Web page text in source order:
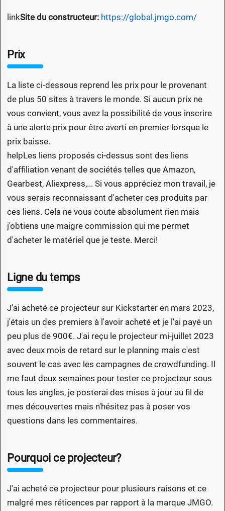
linkSite du constructeur: https://global.jmgo.com/
Prix
La liste ci-dessous reprend les prix pour le provenant
de plus 50 sites à travers le monde. Si aucun prix ne
vous convient, vous avez la possibilité de vous inscrire
à une alerte prix pour être averti en premier lorsque le
prix baisse.
helpLes liens proposés ci-dessus sont des liens
d'affiliation venant de sociétés telles que Amazon,
Gearbest, Aliexpress,... Si vous appréciez mon travail, je
vous serais reconnaissant d'acheter ces produits par
ces liens. Cela ne vous coute absolument rien mais
j'obtiens une maigre commission qui me permet
d'acheter le matériel que je teste. Merci!
Ligne du temps
J'ai acheté ce projecteur sur Kickstarter en mars 2023,
j'étais un des premiers à l'avoir acheté et je l'ai payé un
peu plus de 900€. J'ai reçu le projecteur mi-juillet 2023
avec deux mois de retard sur le planning mais c'est
souvent le cas avec les campagnes de crowdfunding. Il
me faut deux semaines pour tester ce projecteur sous
tous les angles, je posterai des mises à jour au fil de
mes découvertes mais n'hésitez pas à poser vos
questions dans les commentaires.
Pourquoi ce projecteur?
J'ai acheté ce projecteur pour plusieurs raisons et ce
malgré mes réticences par rapport à la marque JMGO.